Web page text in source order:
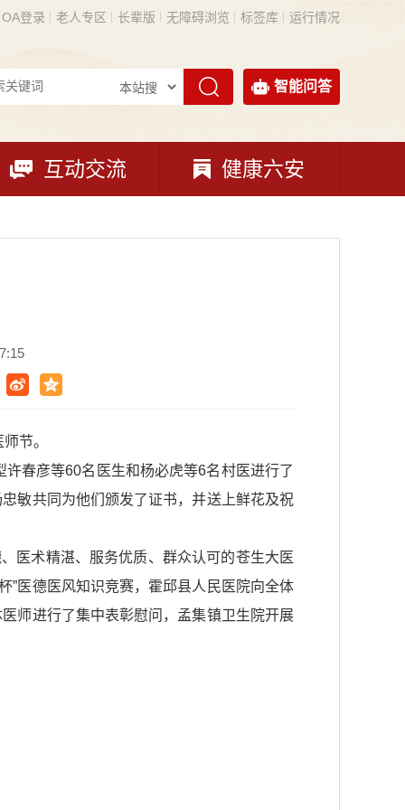
OA登录 老人专区 长辈版 无障碍浏览 标签库 运行情况
智能问答
互动交流 健康六安
节。
春彦等60名医生和杨必虎等6名村医进行了
敏共同为他们颁发了证书，并送上鲜花及祝
医术精湛、服务优质、群众认可的苍生大医
”医德医风知识竞赛，霍邱县人民医院向全体
师进行了集中表彰慰问，孟集镇卫生院开展